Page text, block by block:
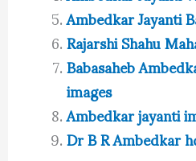
Ambedkar Jayanti
Rajarshi Shahu
Babasaheb
images
Ambedkar jayanti
Dr B R Ambedkar